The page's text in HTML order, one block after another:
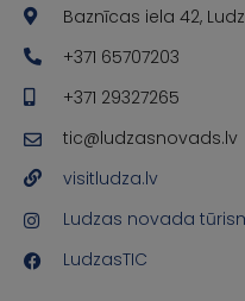
Baznīcas iela 42,
+371 65707203
+371 29327265
tic@ludzasnovads.lv
visitludza.lv
Ludzas novada
LudzasTIC